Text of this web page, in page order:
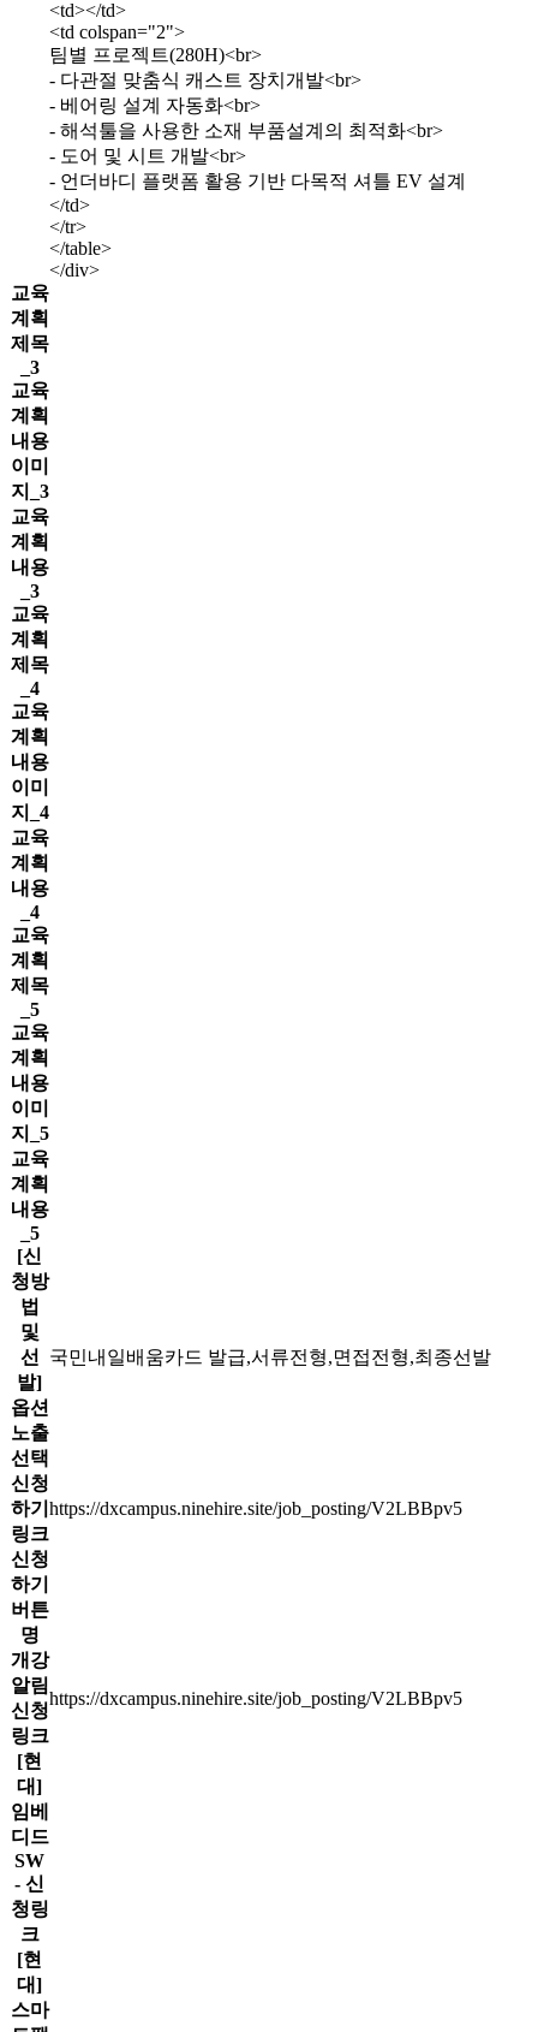
<td></td>
<td colspan="2">
팀별 프로젝트(280H)<br>
- 다관절 맞춤식 캐스트 장치개발<br>
- 베어링 설계 자동화<br>
- 해석툴을 사용한 소재 부품설계의 최적화<br>
- 도어 및 시트 개발<br>
- 언더바디 플랫폼 활용 기반 다목적 셔틀 EV 설계
</td>
</tr>
</table>
</div>
교육
계획
제목
_3
교육
계획
내용
이미
지_3
교육
계획
내용
_3
교육
계획
제목
_4
교육
계획
내용
이미
지_4
교육
계획
내용
_4
교육
계획
제목
_5
교육
계획
내용
이미
지_5
교육
계획
내용
_5
[신
청방
법
및
선
발]
옵션
노출
선택
국민내일배움카드 발급,서류전형,면접전형,최종선발
신청
하기
링크
https://dxcampus.ninehire.site/job_posting/V2LBBpv5
신청
하기
버튼
명
개강
알림
신청
링크
https://dxcampus.ninehire.site/job_posting/V2LBBpv5
[현
대]
임베
디드
SW
- 신
청링
크
[현
대]
스마